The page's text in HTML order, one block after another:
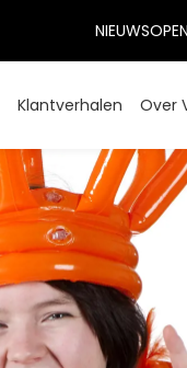
NIEUWS
Klantverhalen Over